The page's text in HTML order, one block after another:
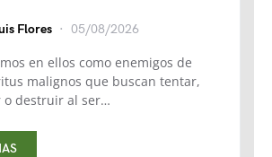
Flores 05/08/2026
en ellos como enemigos de
malignos que buscan tentar,
o destruir al ser…